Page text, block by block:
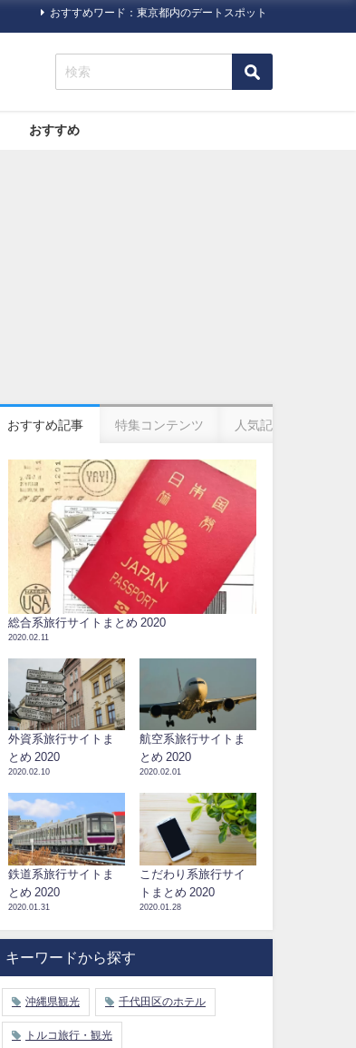
おすすめワード：東京都内のデートスポット
おすすめ
おすすめ記事 特集コンテンツ 人気記事
総合系旅行サイトまとめ 2020
2020.02.11
外資系旅行サイトま
とめ 2020
2020.02.10
航空系旅行サイトま
とめ 2020
2020.02.01
鉄道系旅行サイトま
とめ 2020
2020.01.31
こだわり系旅行サイ
トまとめ 2020
2020.01.28
キーワードから探す
沖縄県観光 千代田区のホテル
トルコ旅行・観光